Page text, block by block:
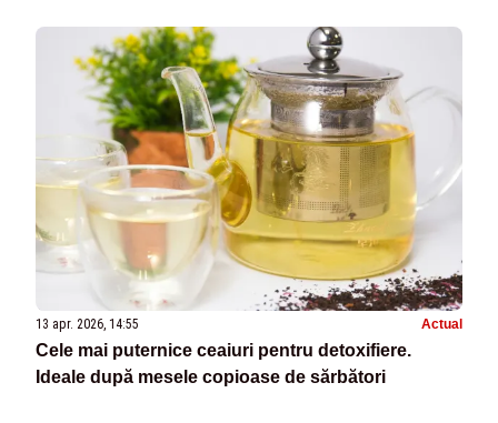
13 apr. 2026, 14:55 Actual
Cele mai puternice ceaiuri pentru detoxifiere.
Ideale după mesele copioase de sărbători